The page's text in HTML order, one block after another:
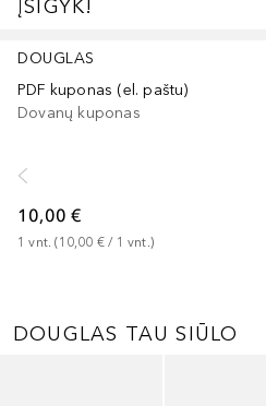
ĮSIGYK!
DOUGLAS
PDF kuponas (el. paštu)
Dovanų kuponas
10,00 €
1 vnt. (10,00 € / 1 vnt.)
DOUGLAS TAU SIŪLO